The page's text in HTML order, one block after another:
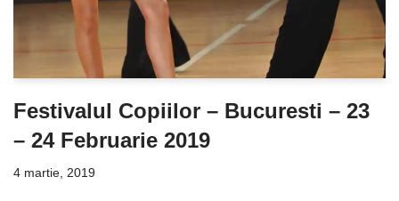
Festivalul Copiilor – Bucuresti – 23
– 24 Februarie 2019
4 martie, 2019